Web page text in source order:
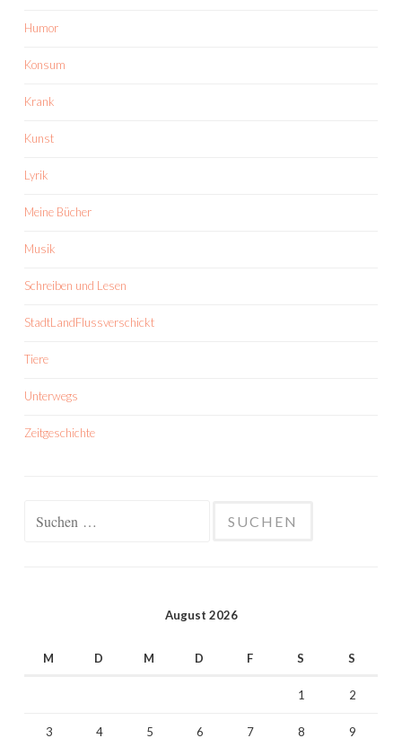
Humor
Konsum
Krank
Kunst
Lyrik
Meine Bücher
Musik
Schreiben und Lesen
StadtLandFlussverschickt
Tiere
Unterwegs
Zeitgeschichte
August 2026
M D M D F S S
1 2
3 4 5 6 7 8 9